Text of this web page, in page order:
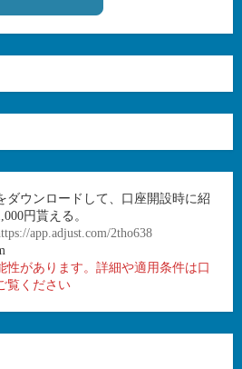
ダウンロードして、口座開設時に紹
円貰える。
app.adjust.com/2tho638
があります。詳細や適用条件は口
覧ください